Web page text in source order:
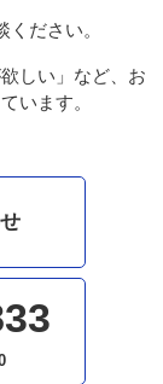
ださい。
しい」など、お
います。